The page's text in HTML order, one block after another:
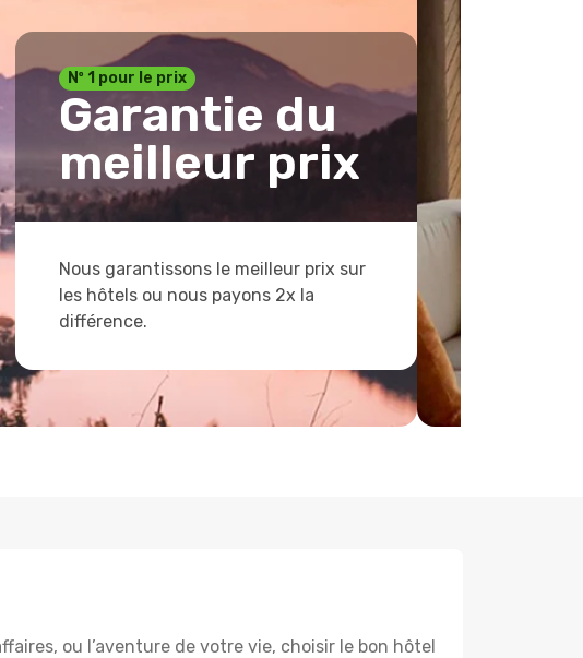
Nº 1 pour le prix
Garantie du
meilleur prix
Nous garantissons le meilleur prix sur
les hôtels ou nous payons 2x la
différence.
ou l’aventure de votre vie, choisir le bon hôtel